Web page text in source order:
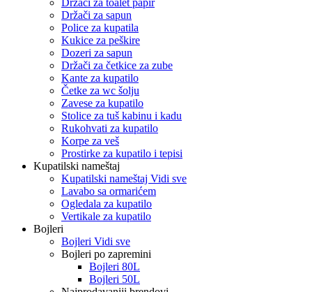
Držači za toalet papir
Držači za sapun
Police za kupatila
Kukice za peškire
Dozeri za sapun
Držači za četkice za zube
Kante za kupatilo
Četke za wc šolju
Zavese za kupatilo
Stolice za tuš kabinu i kadu
Rukohvati za kupatilo
Korpe za veš
Prostirke za kupatilo i tepisi
Kupatilski nameštaj
Kupatilski nameštaj Vidi sve
Lavabo sa ormarićem
Ogledala za kupatilo
Vertikale za kupatilo
Bojleri
Bojleri Vidi sve
Bojleri po zapremini
Bojleri 80L
Bojleri 50L